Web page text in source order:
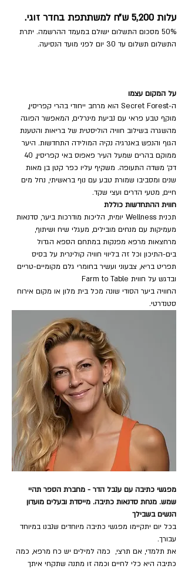
עלות 5,200 ש״ח למשתתפת בחדר זוגי.
50% מסכום התשלום ישולם במעמד ההרשמה. יתרת
התשלום תשלום עד 30 יום לפני מועד הנסיעה.
על המקום עצמו
ה-Secret Forest הוא מרחב ייחודי בהרי קפריסין,
מוקף טבע פראי עם נביעת מינרלים, המאפשר הפוגה
מהשגרה בשילוב חוויה הוליסטית של בריאות והטענת
הגוף והנפש באנרגיה נקיה המולידה התחדשות. היער
דק׳ משדה התעופה. משקיף עליו כפר קטן בן מאות
שנים ומסביבו שמורת טבע עם נוף בראשיתי, נחל מים
חיים, מטעי הדרים ועצי שקד.
חווית ההתחדשות כוללת
תכנית Wellness יומית, הליכות מודרכות ביער, סדנאות
מעמיקות עם מנחים מובילים, מעגלי שיח ושיתוף,
מרחצאות מרפא מפנקות במתחם הספא הגדול
בים-התיכון וכל זה בליווי חוויה קולינרית על בסיס
תפריט בריא, צבעוני ועשיר בחומרי גלם מקומיים-טריים
ובדגש על חווית Farm to Table
החוויה ביער הסודי שונה מכל בית מלון או מקום אירוח
סטנדרטי.
מפגשי כתיבה עם ענבל הדר - מחברת הספר תהיי
שמש. מנחת סדנאות כתיבה. מייסדת ובעלים מועדון
הנשים בשבילך
בכל יום יתקיימו מפגשי כתיבה מיוחדים שנבנו במיוחד
עבורך.
את תלמדי, אם תרצי,  כמה למילים יש כח מרפא, כמה
כתיבה היא כלי לחיים וכמה זו מתנה שתקחי איתך